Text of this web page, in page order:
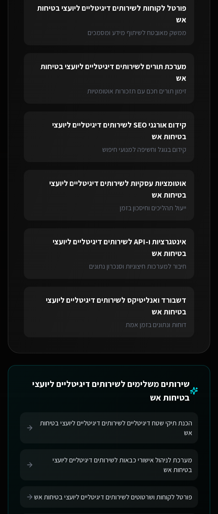
פורטל לקוחותלשירותים דיגיטליים ליועצי בטיחות
אש
ממשק מאובטח לשיתוף מידע ומסמכים
מערכת תוריםלשירותים דיגיטליים ליועצי בטיחות
אש
זימון תורים חכם עם תזכורות אוטומטיות
קידום אורגני SEO לשירותים דיגיטליים ליועצי
בטיחות אש
קידום בגוגל וחשיפה למנועי חיפוש
אוטומציות עסקיותלשירותים דיגיטליים ליועצי
בטיחות אש
ייעול תהליכים וחיסכון בזמן
אינטגרציות ו-API לשירותים דיגיטליים ליועצי
בטיחות אש
חיבור למערכות חיצוניות וסנכרון נתונים
דשבורד ואנליטיקס לשירותים דיגיטליים ליועצי
בטיחות אש
דוחות ונתונים בזמן אמת
שירותים משלימים לשירותים דיגיטליים ליועצי
בטיחות אש
הכנת תיקי שטח דיגיטליים לשירותים דיגיטליים ליועצי בטיחות
אש
מערכת לניהול אישורי כבאות לשירותים דיגיטליים ליועצי
בטיחות אש
פורטל לקוחות ושרטוטים לשירותים דיגיטליים ליועצי בטיחות אש